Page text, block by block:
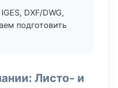
DXF/DWG,
подготовить
Листо- и